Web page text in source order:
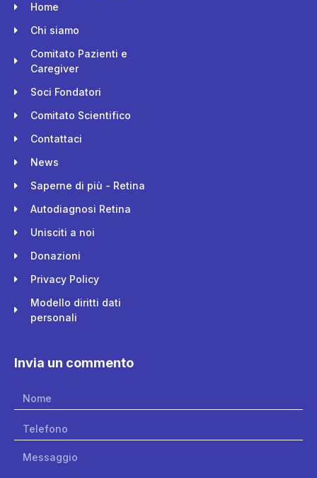
Home
Chi siamo
Comitato Pazienti e
Caregiver
Soci Fondatori
Comitato Scientifico
Contattaci
News
Saperne di più - Retina
Autodiagnosi Retina
Unisciti a noi
Donazioni
Privacy Policy
Modello diritti dati
personali
Invia un commento